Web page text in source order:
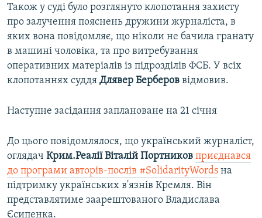
Також у суді було розглянуто клопотання захисту
про залучення пояснень дружини журналіста, в
яких вона повідомляє, що ніколи не бачила гранату
в машині чоловіка, та про витребування
оперативних матеріалів із підрозділів ФСБ. У всіх
клопотаннях суддя Длявер Берберов відмовив.
Наступне засідання заплановане на 21 січня
До цього повідомлялося, що український журналіст,
оглядач Крим.Реалії Віталій Портников приєднався
до програми авторів-послів #SolidarityWords на
підтримку українських в'язнів Кремля. Він
представлятиме заарештованого Владислава
Єсипенка.